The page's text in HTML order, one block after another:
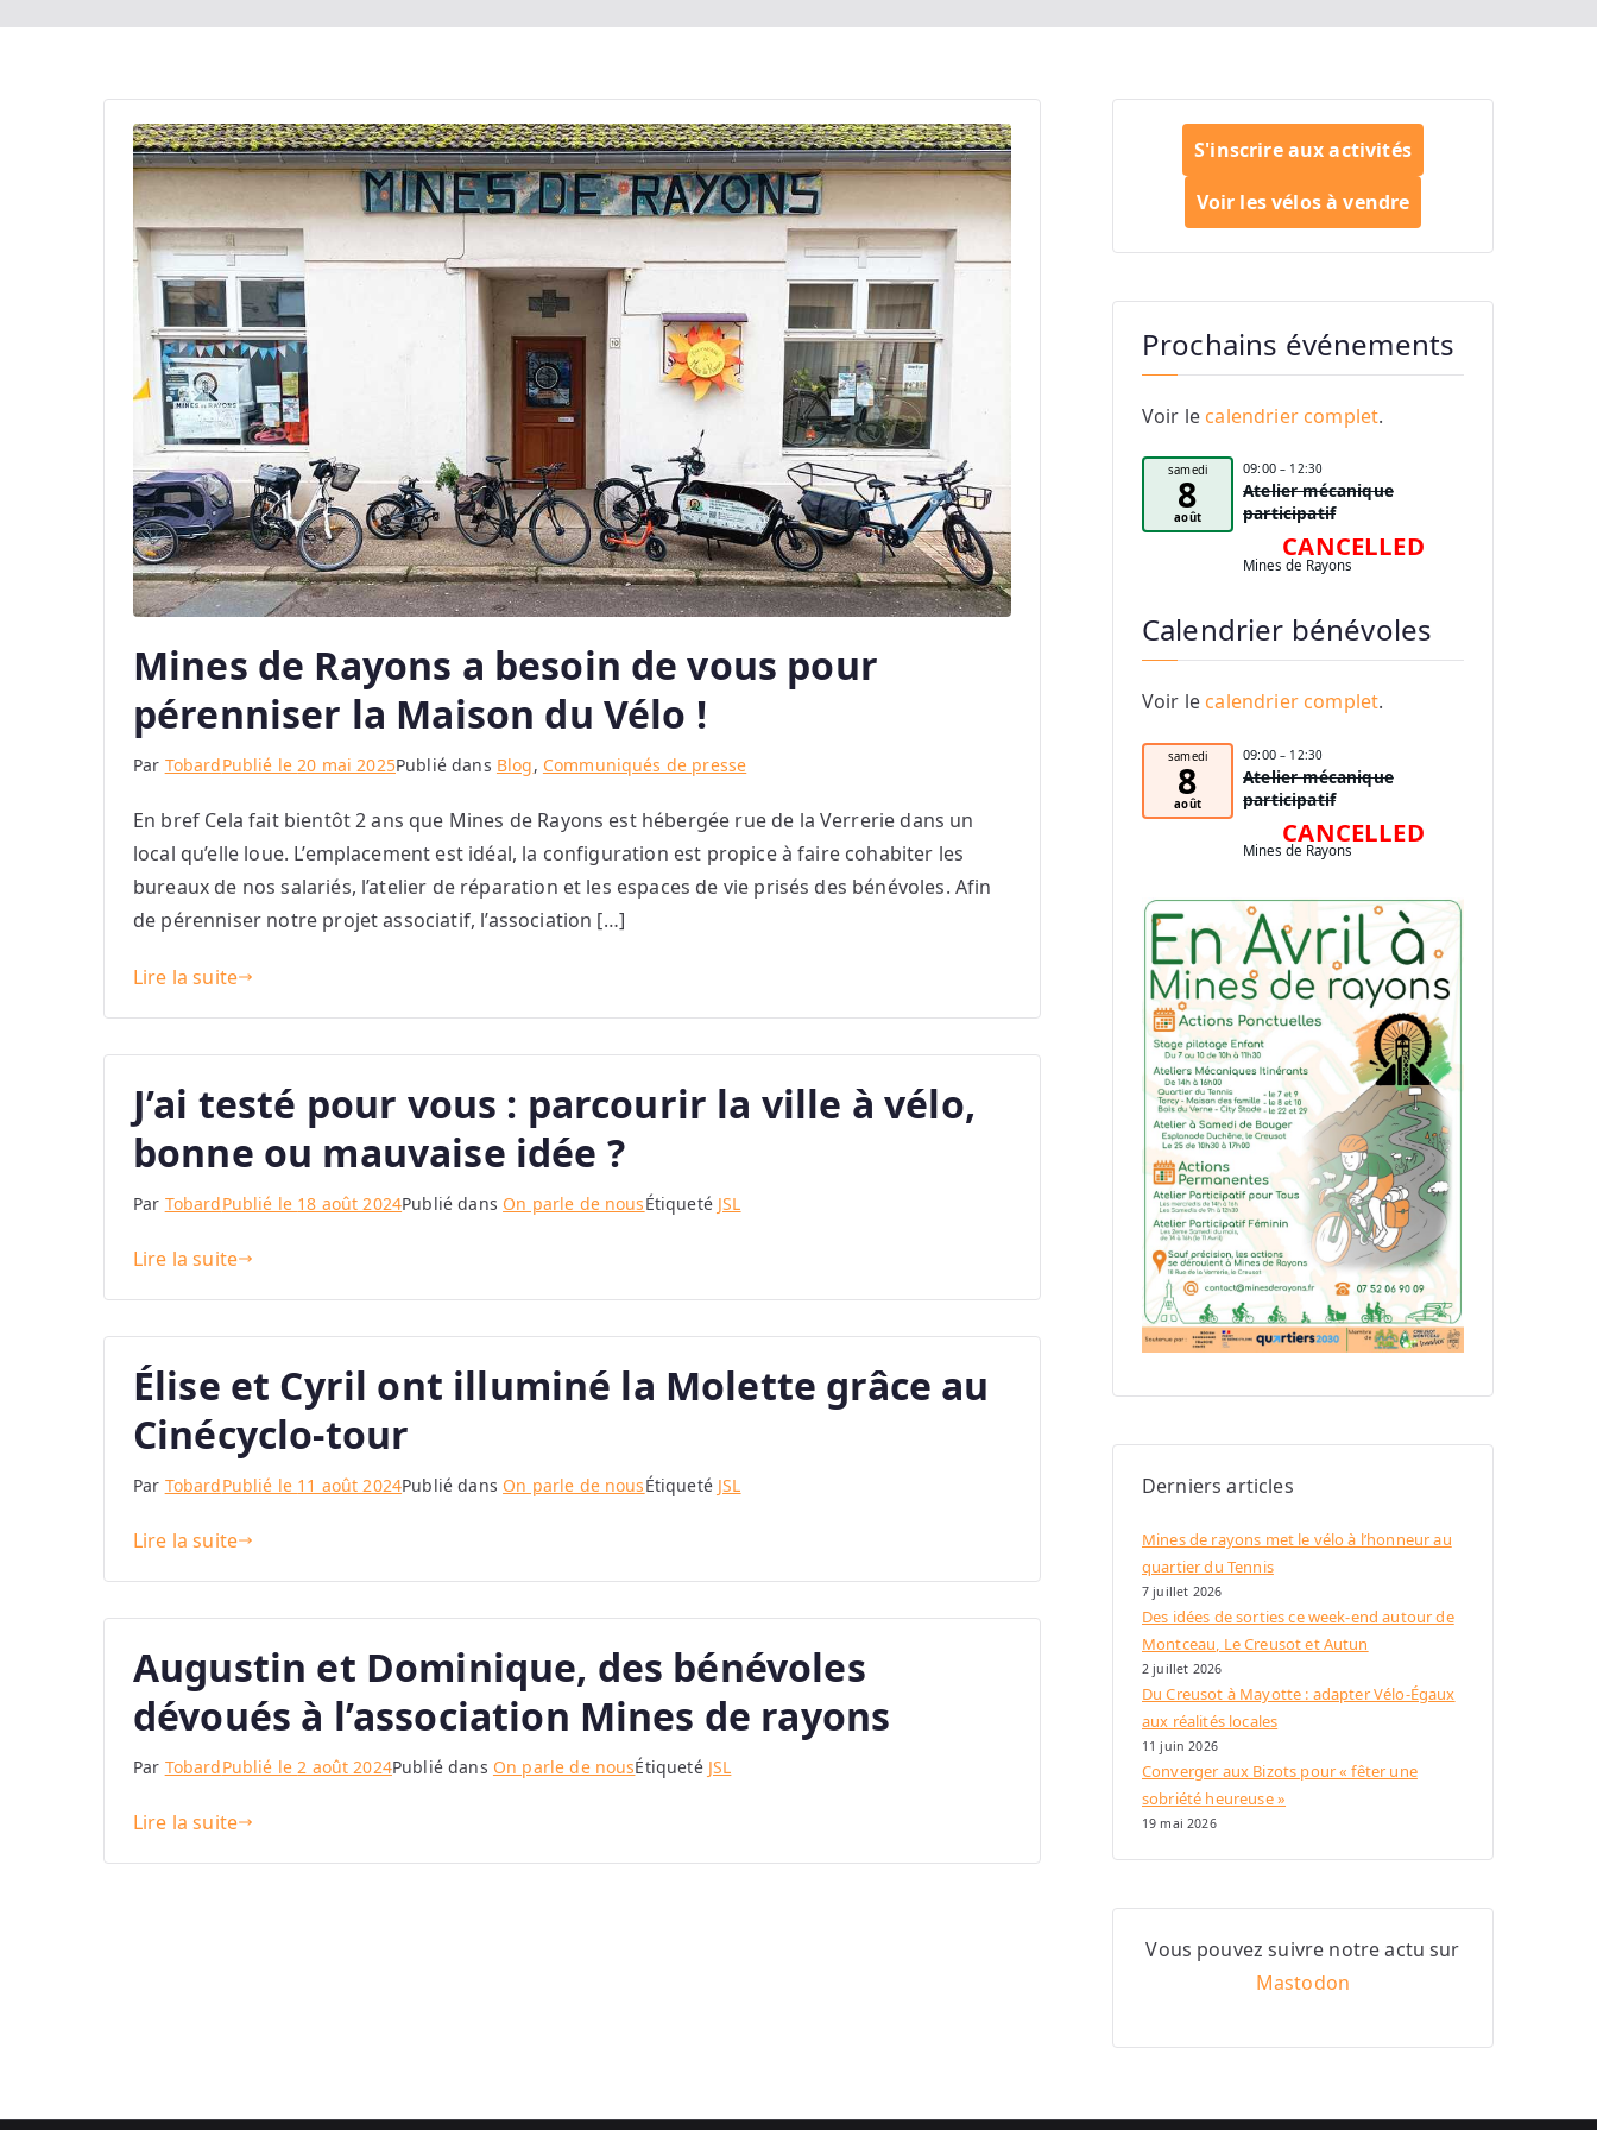
Mines de Rayons a besoin de vous pour
pérenniser la Maison du Vélo !
Par TobardPublié le20 mai 2025Publié dans Blog, Communiqués de presse
En bref Cela fait bientôt 2 ans que Mines de Rayons est hébergée rue de la Verrerie dans un
local qu’elle loue. L’emplacement est idéal, la configuration est propice à faire cohabiter les
bureaux de nos salariés, l’atelier de réparation et les espaces de vie prisés des bénévoles. Afin
de pérenniser notre projet associatif, l’association […]
Lire la suite
J’ai testé pour vous : parcourir la ville à vélo,
bonne ou mauvaise idée ?
Par TobardPublié le 18 août 2024Publié dans On parle de nousÉtiqueté JSL
Lire la suite
Élise et Cyril ont illuminé la Molette grâce au
Cinécyclo-tour
Par TobardPublié le 11 août 2024Publié dans On parle de nousÉtiqueté JSL
Lire la suite
Augustin et Dominique, des bénévoles
dévoués à l’association Mines de rayons
Par TobardPublié le2 août 2024Publié dans On parle de nousÉtiqueté JSL
Lire la suite
S'inscrire aux activités
Voir les vélos à vendre
Prochains événements
Voir le calendrier complet.
samedi
8
août
09:00 – 12:30
Atelier mécanique
participatif
CANCELLED
Mines de Rayons
Calendrier bénévoles
Voir le calendrier complet.
samedi
8
août
09:00 – 12:30
Atelier mécanique
participatif
CANCELLED
Mines de Rayons
Derniers articles
Mines de rayons met le vélo à l’honneur au
quartier du Tennis
7 juillet 2026
Des idées de sorties ce week-end autour de
Montceau, Le Creusot et Autun
2 juillet 2026
Du Creusot à Mayotte : adapter Vélo-Égaux
aux réalités locales
11 juin 2026
Converger aux Bizots pour « fêter une
sobriété heureuse »
19 mai 2026
Vous pouvez suivre notre actu sur
Mastodon